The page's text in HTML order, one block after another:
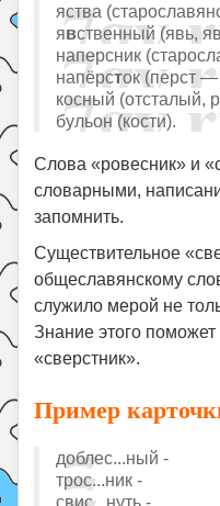
яства
явственный (явь,
наперсник
напёрсток (перст
косный (отсталый,
бульон (кости).
Слова «ровесник» и
словарными,
запомнить.
Существительное
общеславянскому
служило мерой не
Знание этого поможет
«сверстник».
Пример
доблес...ный -
трос...ник -
свис...нуть -